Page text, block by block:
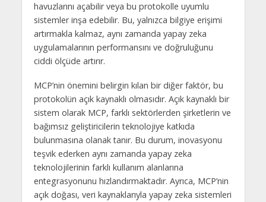
havuzlarını açabilir veya bu protokolle uyumlu
sistemler inşa edebilir. Bu, yalnızca bilgiye erişimi
artırmakla kalmaz, aynı zamanda yapay zeka
uygulamalarının performansını ve doğruluğunu
ciddi ölçüde artırır.
MCP’nin önemini belirgin kılan bir diğer faktör, bu
protokolün açık kaynaklı olmasıdır. Açık kaynaklı bir
sistem olarak MCP, farklı sektörlerden şirketlerin ve
bağımsız geliştiricilerin teknolojiye katkıda
bulunmasına olanak tanır. Bu durum, inovasyonu
teşvik ederken aynı zamanda yapay zeka
teknolojilerinin farklı kullanım alanlarına
entegrasyonunu hızlandırmaktadır. Ayrıca, MCP’nin
açık doğası, veri kaynaklarıyla yapay zeka sistemleri